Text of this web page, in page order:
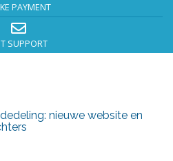
PAYMENT
SUPPORT
nieuwe website en